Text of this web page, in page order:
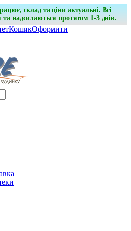
склад та ціни актуальні. Всі
надсилаються протягом 1-3 днів.
КошикОформити